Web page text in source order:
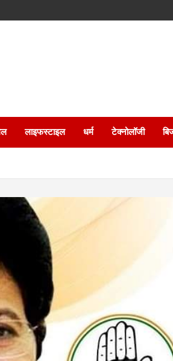
लाइफस्टाइल धर्म टेक्नोलॉजी